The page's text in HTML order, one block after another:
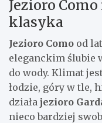
Jezioro
klasyka
Jezioro Como od
eleganckim ślubie
do wody. Klimat
łodzie, góry w tle,
działa jezioro
nieco bardziej